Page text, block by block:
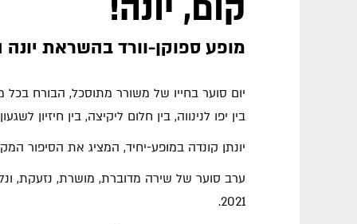
מופע ספוקן-וורד בהשראת יונה
יום סוער בחייו של משורר מתוסכל, הבורח
בין יפו לנינווה, בין חלום ליקיצה, בין חיזיון
יונתן קונדה במופע-יחיד, המציג את הסיפור
ערב סוער של שירה מדוברת, מושרת, נזעקת,
2021.